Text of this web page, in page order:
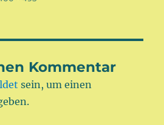
Kommentar
sein, um einen